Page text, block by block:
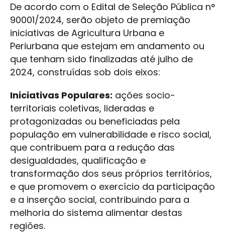
De acordo com o Edital de Seleção Pública n°
90001/2024, serão objeto de premiação
iniciativas de Agricultura Urbana e
Periurbana que estejam em andamento ou
que tenham sido finalizadas até julho de
2024, construídas sob dois eixos:
Iniciativas Populares: ações socio-
territoriais coletivas, lideradas e
protagonizadas ou beneficiadas pela
população em vulnerabilidade e risco social,
que contribuem para a redução das
desigualdades, qualificação e
transformação dos seus próprios territórios,
e que promovem o exercício da participação
e a inserção social, contribuindo para a
melhoria do sistema alimentar destas
regiões.